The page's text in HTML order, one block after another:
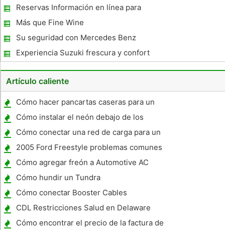
Reservas Información en línea para
Tatanano - los Pueblos de coches de Tata
Motors
Más que Fine Wine
Su seguridad con Mercedes Benz
Experiencia Suzuki frescura y confort
Artículo caliente
Cómo hacer pancartas caseras para un
vehículo
Cómo instalar el neón debajo de los
asientos
Cómo conectar una red de carga para un
Pontiac Torrent
2005 Ford Freestyle problemas comunes
Cómo agregar freón a Automotive AC
Sistemas
Cómo hundir un Tundra
Cómo conectar Booster Cables
CDL Restricciones Salud en Delaware
Cómo encontrar el precio de la factura de